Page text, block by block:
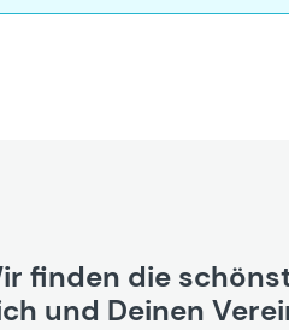
finden die
und Deinen